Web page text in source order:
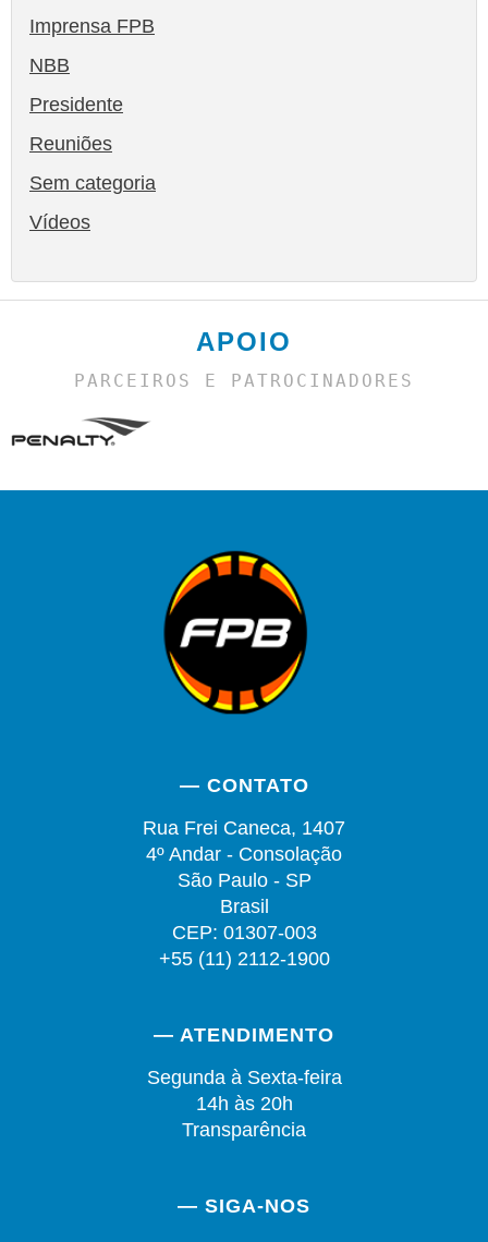
Imprensa FPB
NBB
Presidente
Reuniões
Sem categoria
Vídeos
APOIO
PARCEIROS E PATROCINADORES
— CONTATO
Rua Frei Caneca, 1407
4º Andar - Consolação
São Paulo - SP
Brasil
CEP: 01307-003
+55 (11) 2112-1900
— ATENDIMENTO
Segunda à Sexta-feira
14h às 20h
Transparência
— SIGA-NOS